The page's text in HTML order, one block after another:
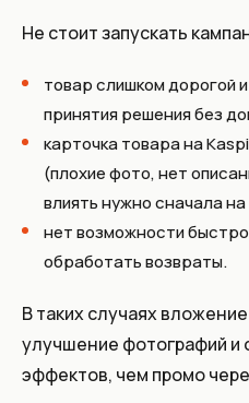
Не стоит запускать
товар слишком дорогой
принятия решения без
карточка товара на
(плохие фото, нет
влиять нужно сначала
нет возможности
обработать возвраты.
В таких случаях
улучшение фотографий и
эффектов, чем промо